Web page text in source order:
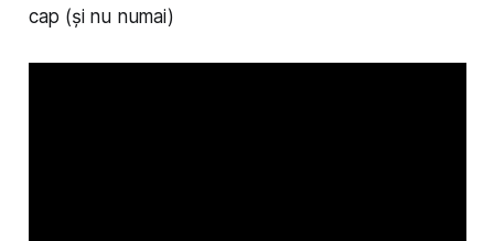
cap (și nu numai)